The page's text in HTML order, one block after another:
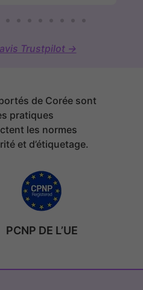
Trustpilot →
de Corée sont
pratiques
les normes
et d’étiquetage.
PCNP DE L’UE